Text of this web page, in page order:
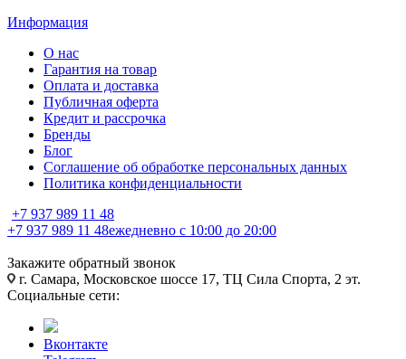
Информация
О нас
Гарантия на товар
Оплата и доставка
Публичная оферта
Кредит и рассрочка
Бренды
Блог
Соглашение об обработке персональных данных
Политика конфиденциальности
+7 937 989 11 48
+7 937 989 11 48ежедневно с 10:00 до 20:00
Закажите обратный звонок
г. Самара, Московское шоссе 17, ТЦ Сила Спорта, 2 эт.
Социальные сети:
Вконтакте